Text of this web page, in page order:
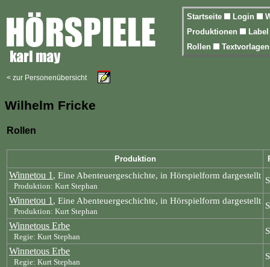
Startseite Login
Produktionen
Rollen
< zur Personenübersicht
Wilhelm Fricke
Rollen
Produktion
Winnetou 1 , Eine Abenteuergeschichte, in Hörspielform dargestellt
Produktion: Kurt Stephan
Winnetou 1 , Eine Abenteuergeschichte, in Hörspielform dargestellt
Produktion: Kurt Stephan
Winnetous Erbe
Regie: Kurt Stephan
Winnetous Erbe
Regie: Kurt Stephan